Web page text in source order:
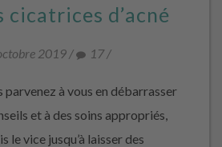
cicatrices d’acné
2019/ 17/
à vous en débarrasser
et à des soins appropriés,
le vice jusqu’à laisser des